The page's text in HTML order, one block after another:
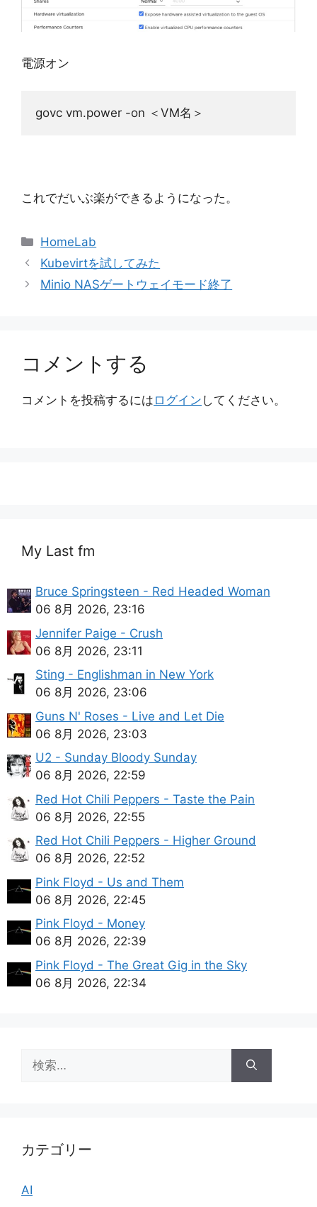
電源オン
govc vm.power -on ＜VM名＞
これでだいぶ楽ができるようになった。
カ
テ
リ
HomeLab
Kubevirtを試してみた
Minio NASゲートウェイモード終了
コメントする
コメントを投稿するには ログイン してください。
My Last fm
Bruce Springsteen - Red Headed Woman
06 8月 2026, 23:16
Jennifer Paige - Crush
06 8月 2026, 23:11
Sting - Englishman in New York
06 8月 2026, 23:06
Guns N' Roses - Live and Let Die
06 8月 2026, 23:03
U2 - Sunday Bloody Sunday
06 8月 2026, 22:59
Red Hot Chili Peppers - Taste the Pain
06 8月 2026, 22:55
Red Hot Chili Peppers - Higher Ground
06 8月 2026, 22:52
Pink Floyd - Us and Them
06 8月 2026, 22:45
Pink Floyd - Money
06 8月 2026, 22:39
Pink Floyd - The Great Gig in the Sky
06 8月 2026, 22:34
索:
カテゴリー
AI